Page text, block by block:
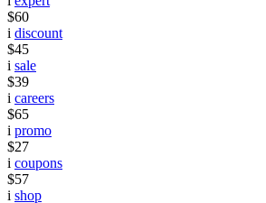
$60
i discount
$45
i sale
$39
i careers
$65
i promo
$27
i coupons
$57
i shop